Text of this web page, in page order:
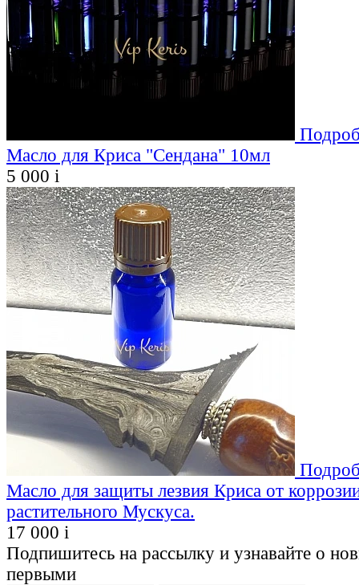
Масло для Криса "Сендана" 10мл
5 000 i
Масло для защиты лезвия Криса от
растительного Мускуса.
17 000 i
Подпишитесь на рассылку и узнавайте о
первыми